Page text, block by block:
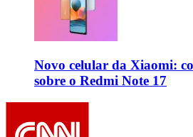
Novo celular da Xiaomi:
sobre o Redmi Note 17